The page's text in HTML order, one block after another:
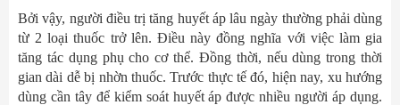
Bởi vậy, người điều trị tăng huyết áp lâu ngày thường phải dùng
từ 2 loại thuốc trở lên. Điều này đồng nghĩa với việc làm gia
tăng tác dụng phụ cho cơ thể. Đồng thời, nếu dùng trong thời
gian dài dễ bị nhờn thuốc. Trước thực tế đó, hiện nay, xu hướng
dùng cần tây để kiểm soát huyết áp được nhiều người áp dụng.